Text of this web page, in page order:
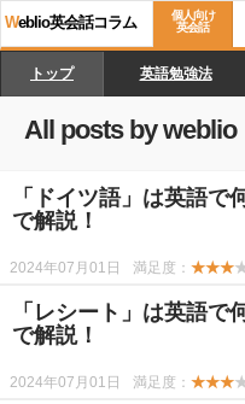
Weblio英会話コラム
個人向け
英会話
トップ 英語勉強法
All posts by weblio
「ドイツ語」は英語で
で解説！
2024年07月01日 満足度： ★★★
「レシート」は英語で
で解説！
2024年07月01日 満足度： ★★★